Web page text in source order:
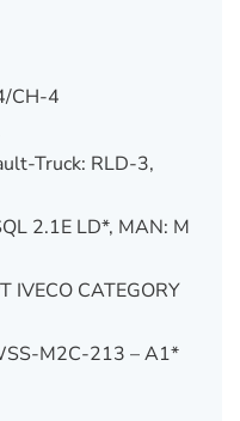
CH-4
Truck: RLD-3,
2.1E LD*, MAN: M
IVECO CATEGORY
M2C-213 – A1*